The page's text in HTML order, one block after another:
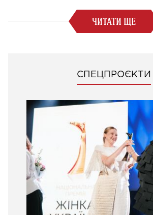
ЧИТАТИ ЩЕ
СПЕЦПРОЄКТИ